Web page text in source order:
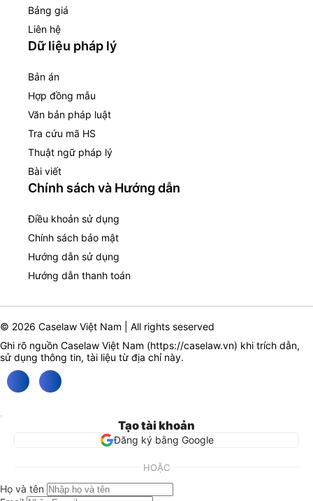
Bảng giá
Liên hệ
Dữ liệu pháp lý
Bản án
Hợp đồng mẫu
Văn bản pháp luật
Tra cứu mã HS
Thuật ngữ pháp lý
Bài viết
Chính sách và Hướng dẫn
Điều khoản sử dụng
Chính sách bảo mật
Hướng dẫn sử dụng
Hướng dẫn thanh toán
© 2026 Caselaw Việt Nam | All rights seserved
Ghi rõ nguồn Caselaw Việt Nam (https://caselaw.vn) khi trích dẫn,
sử dụng thông tin, tài liệu từ địa chỉ này.
Tạo tài khoản
Đăng ký bằng Google
HOẶC
Họ và tên